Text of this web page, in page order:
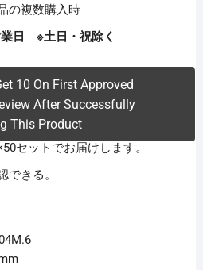
の複数購入時
日 ※土日・祝除く
セットでお届けします。
できる。
10 On First Approved
After Successfully
This Product